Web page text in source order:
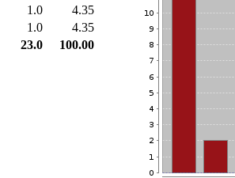
1.0
4.35
1.0
4.35
23.0
100.00